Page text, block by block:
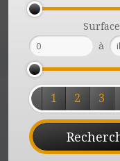
Surface
à
1 2 3